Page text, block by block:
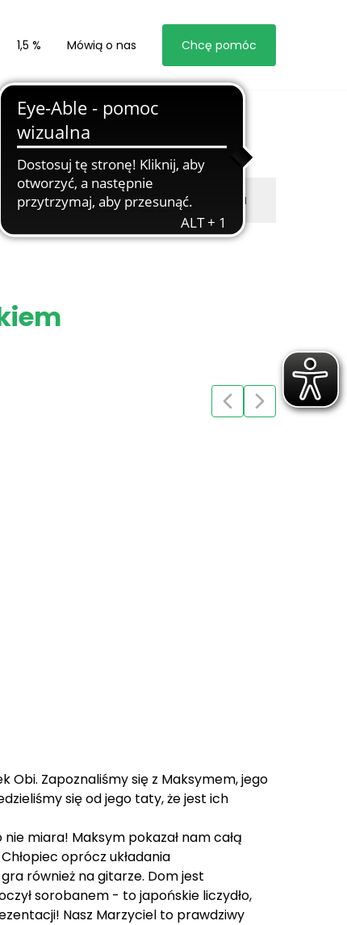
1,5 % Mówią o nas Chcę pomóc
z nami Zgłoś marzyciela
Zapoznaliśmy się z Maksymem, jego
się od jego taty, że jest ich
miara! Maksym pokazał nam całą
oprócz układania
również na gitarze. Dom jest
sorobanem - to japońskie liczydło,
Nasz Marzyciel to prawdziwy